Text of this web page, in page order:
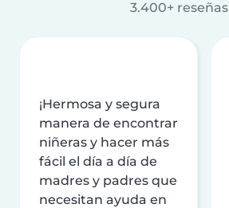
3.400+ reseñas
¡Hermosa y segura
manera de encontrar
niñeras y hacer más
fácil el día a día de
madres y padres que
necesitan ayuda en